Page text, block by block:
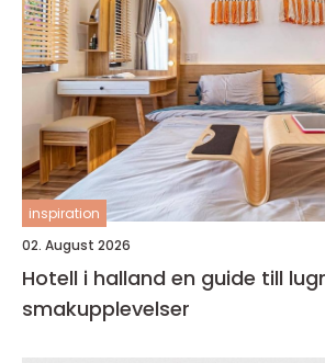
inspiration
02. August 2026
Hotell i halland en guide till lugn, natur och
smakupplevelser